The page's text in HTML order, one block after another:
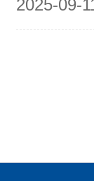
2025-09-